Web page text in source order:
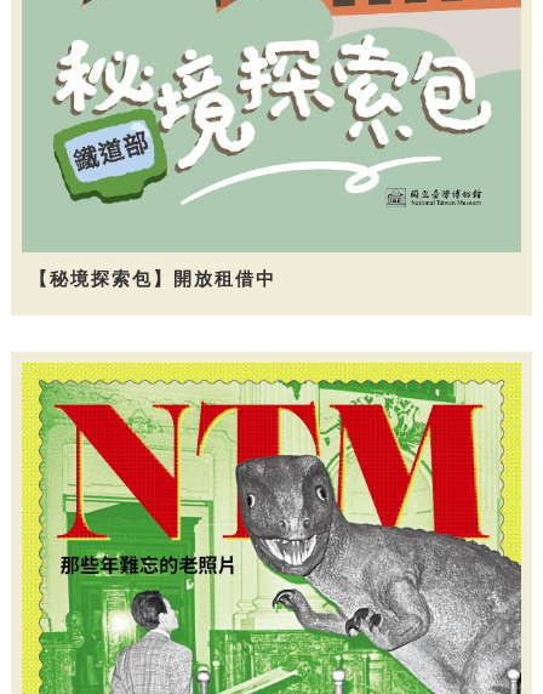
【秘境探索包】開放租借中